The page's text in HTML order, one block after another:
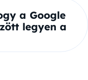
a Google
legyen a